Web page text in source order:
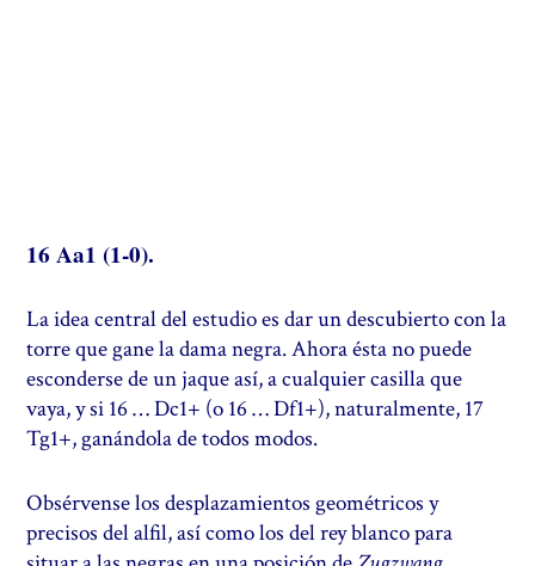
16 Aa1 (1-0).
La idea central del estudio es dar un descubierto con la
torre que gane la dama negra. Ahora ésta no puede
esconderse de un jaque así, a cualquier casilla que
vaya, y si 16 … Dc1+ (o 16 … Df1+), naturalmente, 17
Tg1+, ganándola de todos modos.
Obsérvense los desplazamientos geométricos y
precisos del alfil, así como los del rey blanco para